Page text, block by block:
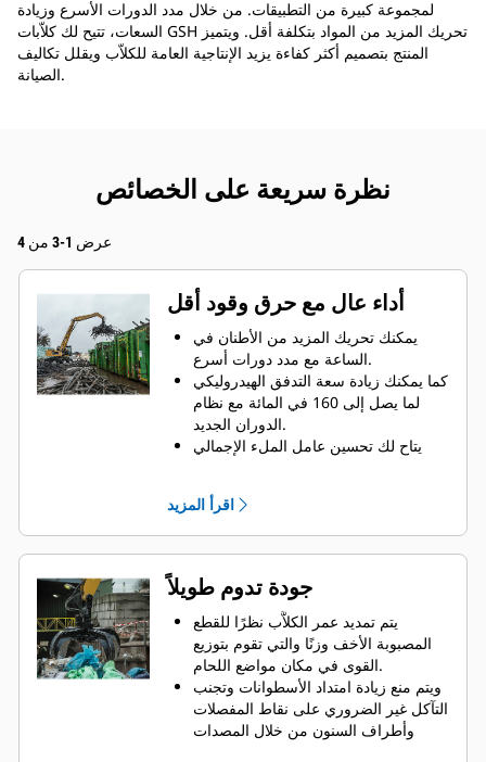
لمجموعة كبيرة من التطبيقات. من خلال مدد الدورات الأسرع وزيادة
السعات، تتيح لك كلاّبات GSH تحريك المزيد من المواد بتكلفة أقل. ويتميز
المنتج بتصميم أكثر كفاءة يزيد الإنتاجية العامة للكلاّب ويقلل تكاليف
الصيانة.
نظرة سريعة على الخصائص
عرض 1-3 من 4
أداء عال مع حرق وقود أقل
يمكنك تحريك المزيد من الأطنان في
الساعة مع مدد دورات أسرع.
كما يمكنك زيادة سعة التدفق الهيدروليكي
لما يصل إلى 160 في المائة مع نظام
الدوران الجديد.
يتاح لك تحسين عامل الملء الإجمالي
يتم برمجة ماكينات Cat بشكل مسبق
بإعدادات الأداء المثالية للكلاَّب لزيادة
توافق الماكينة والكلاَّب وكفاءتهما.
يمكن الوصول إلى ارتفاعات جديدة وزيادة
مستوى التحكم في التأرجح. الارتفاع
المدمج لكلاَّبات GSH يزيد القدرات وهو
مثالي للاستخدامات داخل الأبنية.
اقرأ المزيد
جودة تدوم طويلاً
يتم تمديد عمر الكلاَّب نظرًا للقطع
المصبوبة الأخف وزنًا والتي تقوم بتوزيع
القوى في مكان مواضع اللحام.
ويتم منع زيادة امتداد الأسطوانات وتجنب
التآكل غير الضروري على نقاط المفصلات
وأطراف السنون من خلال المصدات